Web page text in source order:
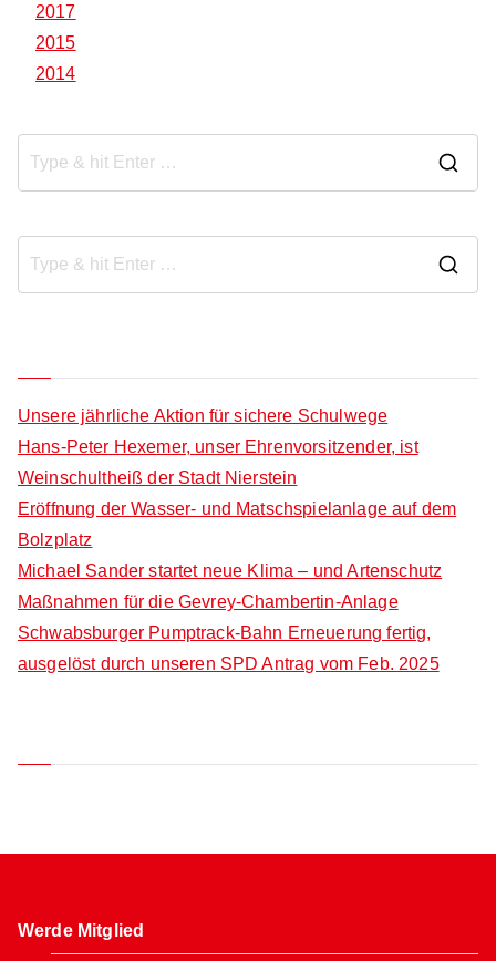
2017
2015
2014
a
Unsere jährliche Aktion für sichere Schulwege
Hans-Peter Hexemer, unser Ehrenvorsitzender, ist
Weinschultheiß der Stadt Nierstein
Eröffnung der Wasser- und Matschspielanlage auf dem
Bolzplatz
Michael Sander startet neue Klima – und Artenschutz
Maßnahmen für die Gevrey-Chambertin-Anlage
Schwabsburger Pumptrack-Bahn Erneuerung fertig,
ausgelöst durch unseren SPD Antrag vom Feb. 2025
Werde Mitglied